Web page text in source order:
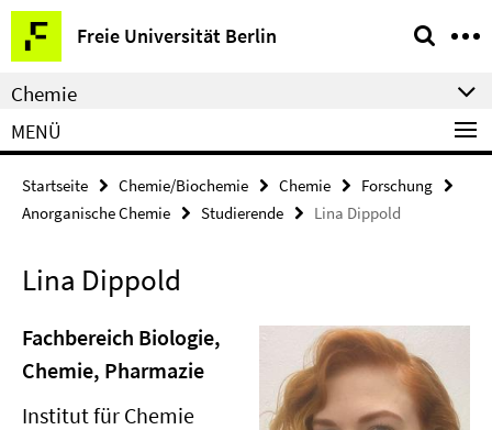
Springe
direkt
zu
Inhalt
Freie Universität Berlin
Service-
Navigation
Chemie
MENÜ
Startseite Chemie/Biochemie Chemie
Forschung
Anorganische Chemie
Studierende Lina Dippold
Lina Dippold
Fachbereich Biologie,
Chemie, Pharmazie
Institut für Chemie